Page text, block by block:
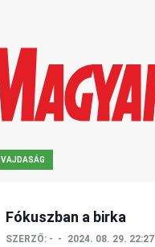
VAJDASÁG
Fókuszban a birka
SZERZŐ: - 2024. 08. 29. 22:27